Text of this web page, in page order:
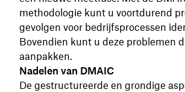
methodologie kunt u voortdurend
gevolgen voor bedrijfsprocessen
Bovendien kunt u deze problemen
aanpakken.
Nadelen van DMAIC
De gestructureerde en grondige